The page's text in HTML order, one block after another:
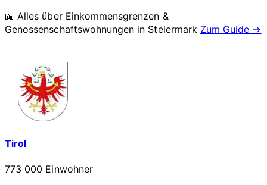
📖 Alles über Einkommensgrenzen &
Genossenschaftswohnungen in Steiermark Zum Guide →
Tirol
773 000 Einwohner